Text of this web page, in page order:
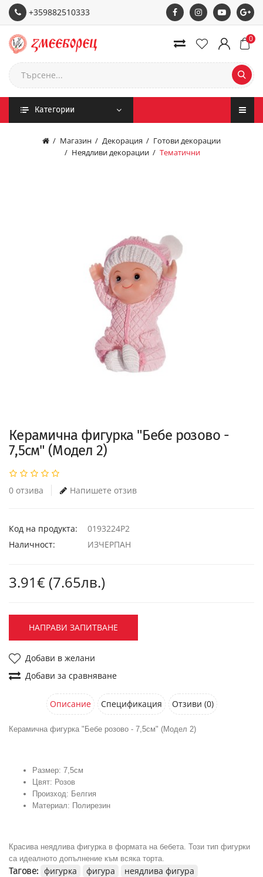
+359882510333
0
Категории
Магазин Декорация
Готови декорации
Неядливи декорации
Тематични
Керамична фигурка "Бебе розово -
7,5см" (Модел 2)
0 отзива Напишете отзив
Код на продукта:
0193224Р2
Наличност:
ИЗЧЕРПАН
3.91€ (7.65лв.)
Добави в желани
Добави за сравняване
НАПРАВИ ЗАПИТВАНЕ
Описание Спецификация Отзиви (0)
Керамична фигурка "Бебе розово - 7,5см" (Модел 2)
Размер: 7,5см
Цвят: Розов
Произход: Белгия
Материал: Полирезин
Красива неядлива фигурка в формата на бебета. Този тип фигурки
са идеалното допълнение към всяка торта.
Тагове: фигурка фигура
неядлива фигура